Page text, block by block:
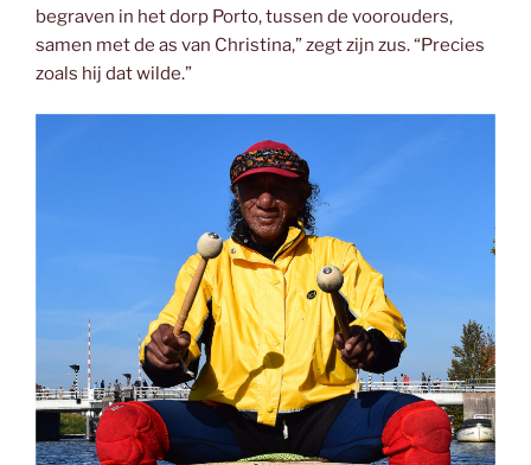
begraven in het dorp Porto, tussen de voorouders,
samen met de as van Christina,” zegt zijn zus. “Precies
zoals hij dat wilde.”